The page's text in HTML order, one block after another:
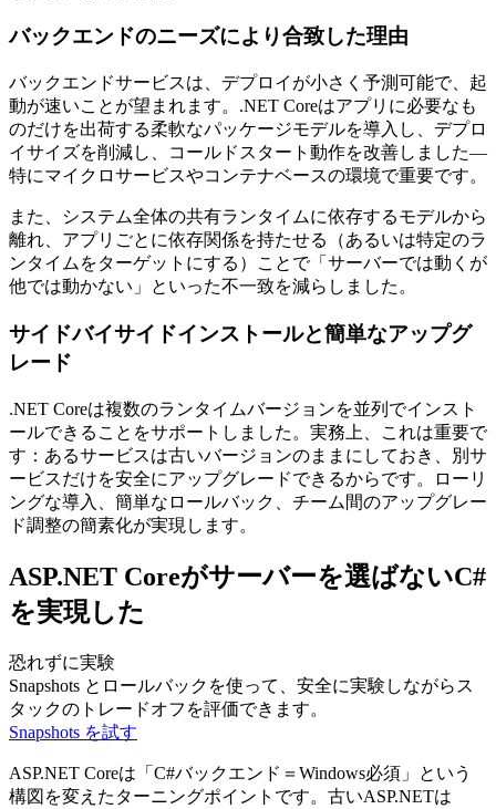
バックエンドのニーズにより合致した理由
バックエンドサービスは、デプロイが小さく予測可能で、起
動が速いことが望まれます。.NET Coreはアプリに必要なも
のだけを出荷する柔軟なパッケージモデルを導入し、デプロ
イサイズを削減し、コールドスタート動作を改善しました—
特にマイクロサービスやコンテナベースの環境で重要です。
また、システム全体の共有ランタイムに依存するモデルから
離れ、アプリごとに依存関係を持たせる（あるいは特定のラ
ンタイムをターゲットにする）ことで「サーバーでは動くが
他では動かない」といった不一致を減らしました。
サイドバイサイドインストールと簡単なアップグ
レード
.NET Coreは複数のランタイムバージョンを並列でインスト
ールできることをサポートしました。実務上、これは重要で
す：あるサービスは古いバージョンのままにしておき、別サ
ービスだけを安全にアップグレードできるからです。ローリ
ングな導入、簡単なロールバック、チーム間のアップグレー
ド調整の簡素化が実現します。
ASP.NET Coreがサーバーを選ばないC#
を実現した
恐れずに実験
Snapshots とロールバックを使って、安全に実験しながらス
タックのトレードオフを評価できます。
Snapshots を試す
ASP.NET Coreは「C#バックエンド＝Windows必須」という
構図を変えたターニングポイントです。古いASP.NETは